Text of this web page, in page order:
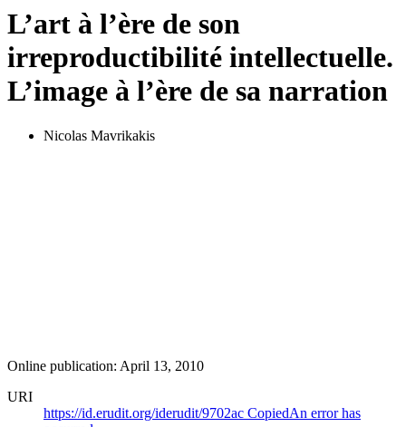
L’art à l’ère de son
irreproductibilité intellectuelle.
L’image à l’ère de sa narration
Nicolas Mavrikakis
Online publication: April 13, 2010
URI
https://id.erudit.org/iderudit/9702ac CopiedAn error has